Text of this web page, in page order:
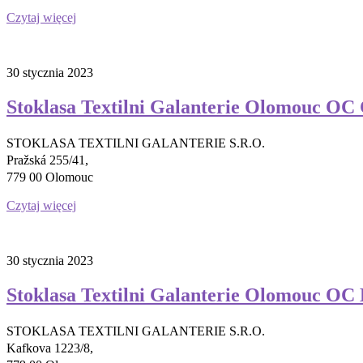
Czytaj więcej
30 stycznia 2023
Stoklasa Textilni Galanterie Olomouc OC
STOKLASA TEXTILNI GALANTERIE S.R.O.
Pražská 255/41,
779 00 Olomouc
Czytaj więcej
30 stycznia 2023
Stoklasa Textilni Galanterie Olomouc OC
STOKLASA TEXTILNI GALANTERIE S.R.O.
Kafkova 1223/8,